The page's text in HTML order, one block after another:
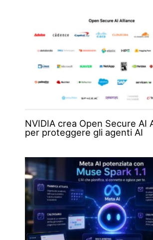
NVIDIA crea Open Secure AI
per proteggere gli agenti AI